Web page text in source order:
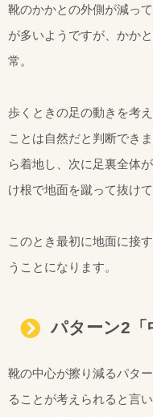
靴のかかとの外側が減っ
が多いようですが、かか
常。
歩くときの足の動きを考
ことは自然だと判断でき
ら着地し、次に足裏全体
け根で地面を蹴って抜けて
このとき最初に地面に接
うことになります。
パターン2「
靴の中心が擦り減るパタ
ることが考えられると言